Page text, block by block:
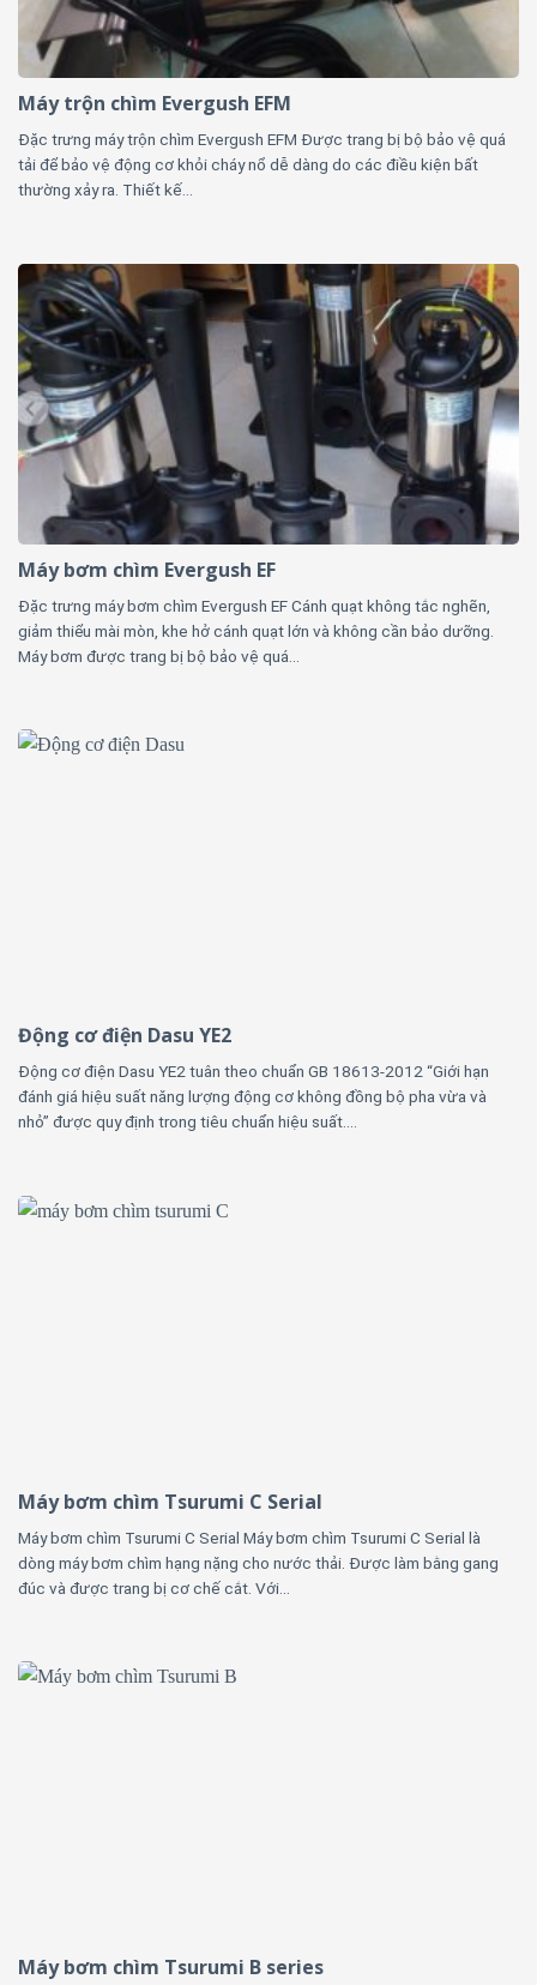
Máy trộn chìm Evergush EFM
Đặc trưng máy trộn chìm Evergush EFM Được trang bị bộ bảo vệ quá
tải để bảo vệ động cơ khỏi cháy nổ dễ dàng do các điều kiện bất
thường xảy ra. Thiết kế...
Máy bơm chìm Evergush EF
Đặc trưng máy bơm chìm Evergush EF Cánh quạt không tắc nghẽn,
giảm thiểu mài mòn, khe hở cánh quạt lớn và không cần bảo dưỡng.
Máy bơm được trang bị bộ bảo vệ quá...
Động cơ điện Dasu YE2
Động cơ điện Dasu YE2 tuân theo chuẩn GB 18613-2012 “Giới hạn
đánh giá hiệu suất năng lượng động cơ không đồng bộ pha vừa và
nhỏ” được quy định trong tiêu chuẩn hiệu suất....
Máy bơm chìm Tsurumi C Serial
Máy bơm chìm Tsurumi C Serial Máy bơm chìm Tsurumi C Serial là
dòng máy bơm chìm hạng nặng cho nước thải. Được làm bằng gang
đúc và được trang bị cơ chế cắt. Với...
Máy bơm chìm Tsurumi B series